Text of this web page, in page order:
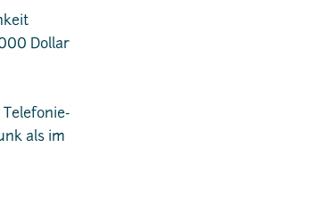
Dollar
als im